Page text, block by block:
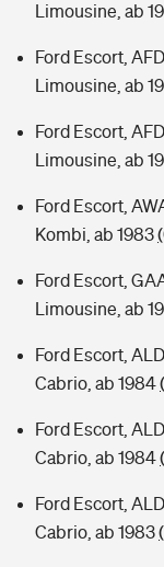
Limousine, ab
Ford Escort,
Limousine, ab
Ford Escort,
Limousine, ab
Ford Escort,
Kombi, ab 1983
Ford Escort,
Limousine, ab
Ford Escort,
Cabrio, ab 1984
Ford Escort,
Cabrio, ab 1984
Ford Escort,
Cabrio, ab 1983